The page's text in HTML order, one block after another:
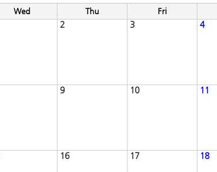
Wed Thu Fri
2 3 4
9 10 11
16 17 18